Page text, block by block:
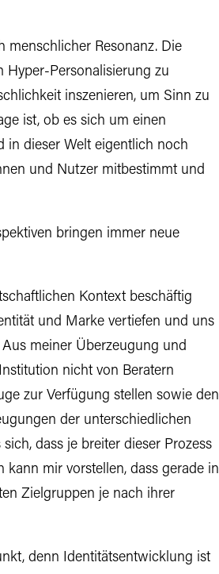
menschlicher Resonanz. Die
Hyper-Personalisierung zu
inszenieren, um Sinn zu
ist, ob es sich um einen
in dieser Welt eigentlich noch
und Nutzer mitbestimmt und
bringen immer neue
Kontext beschäftig
und Marke vertiefen und uns
meiner Überzeugung und
nicht von Beratern
zur Verfügung stellen sowie den
der unterschiedlichen
dass je breiter dieser Prozess
kann mir vorstellen, dass gerade in
Zielgruppen je nach ihrer
denn Identitätsentwicklung ist